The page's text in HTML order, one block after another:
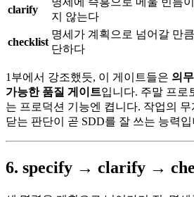
clarify
지 않는다
checklist
명세가 계획으로 넘어갈 만
단하다
1부에서 강조했듯, 이 게이트들은 의
가능한 품질 게이트입니다. 주말 프로
는 프로덕션 기능엔 켭니다. 작업의
닫는 판단이 곧 SDD를 잘 쓰는 능력입
6. specify → clarify →